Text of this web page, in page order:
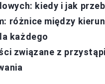
kiedy i jak
różnice między
każdego
związane z